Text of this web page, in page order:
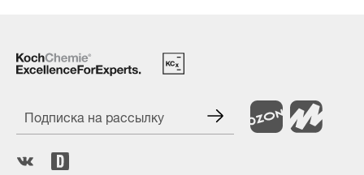
Подписка на рассылку